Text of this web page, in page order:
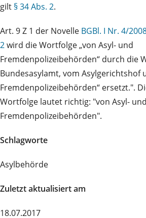
gilt § 34 Abs. 2.
Art. 9 Z 1 der Novelle BGBl. I Nr. 4/
2wird die Wortfolge „von Asyl- und
Fremdenpolizeibehörden“ durch die
Bundesasylamt, vom Asylgerichtshof
Fremdenpolizeibehörden“ ersetzt.".
Wortfolge lautet richtig: "von Asyl-
Fremdenpolizeibehörden".
Schlagworte
Asylbehörde
Zuletzt aktualisiert am
18.07.2017